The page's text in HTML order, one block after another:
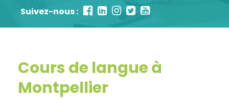
Suivez-nous :
Cours de langue à
Montpellier